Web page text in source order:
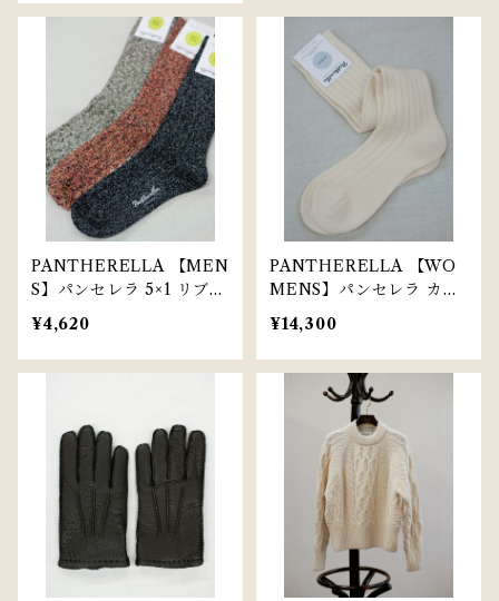
PANTHERELLA 【MEN
S】パンセレラ 5×1 リブリ
サイクルコットンソックス
¥4,620
PANTHERELLA 【WO
MENS】パンセレラ カシ
ミヤロングソックス X750
¥14,300